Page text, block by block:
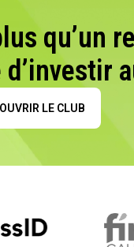
qu’un
LE CLUB